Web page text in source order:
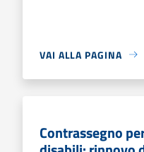
VAI ALLA PAGINA
Contrassegno